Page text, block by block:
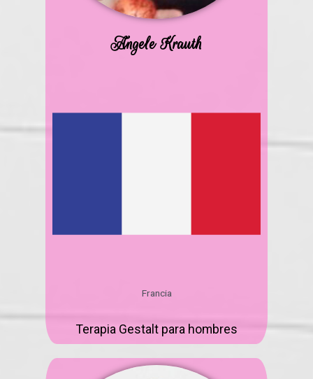
Angele Krauth
Francia
Terapia Gestalt para hombres